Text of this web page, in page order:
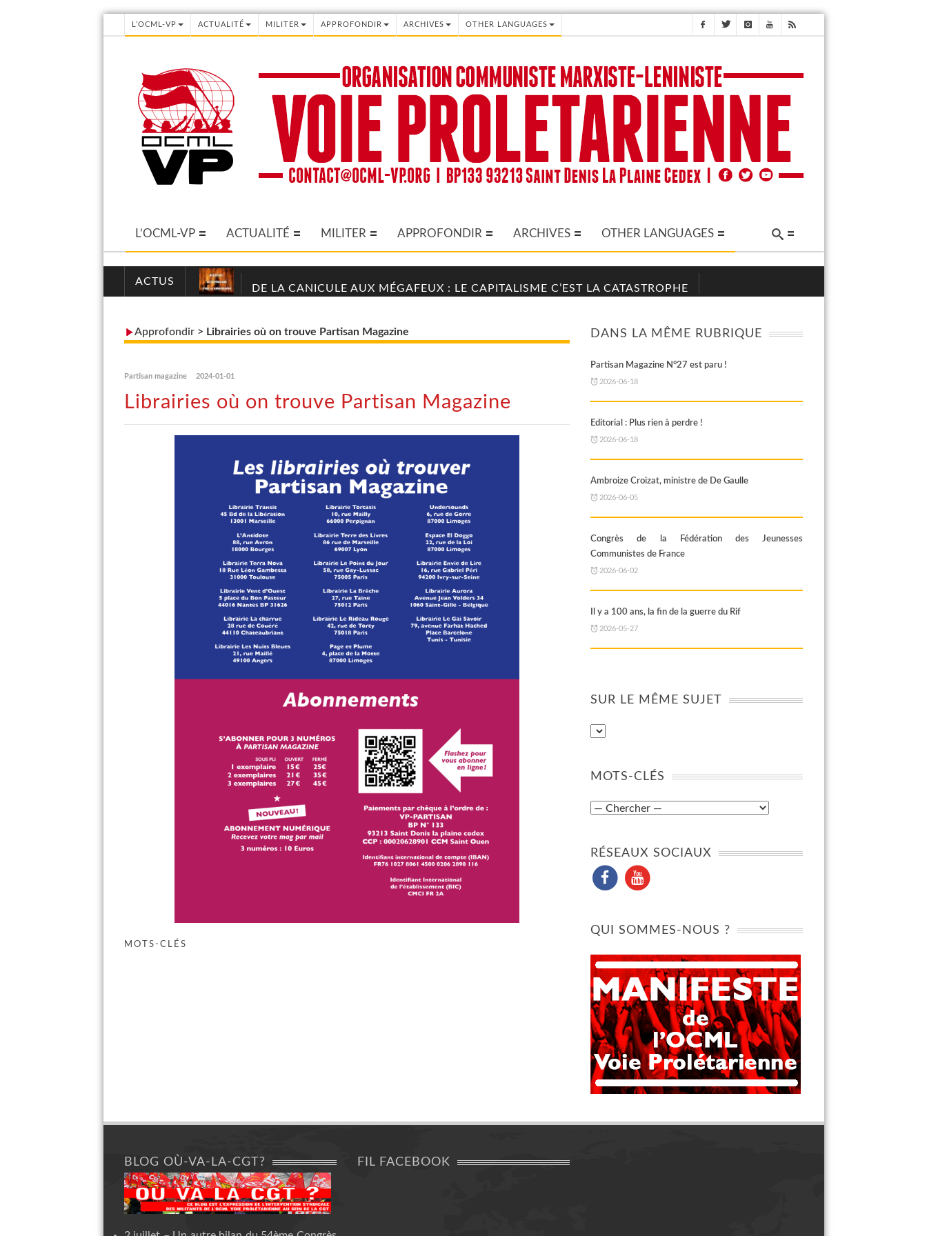
L’OCML-VP ACTUALITÉ MILITER APPROFONDIR ARCHIVES OTHER LANGUAGES
L’OCML-VP ACTUALITÉ MILITER APPROFONDIR ARCHIVES OTHER LANGUAGES
ACTUS
DE LA CANICULE AUX MÉGAFEUX : LE CAPITALISME C’EST LA CATASTROPHE
Approfondir> Librairies où on trouve Partisan Magazine
Partisan magazine 2024-01-01
Librairies où on trouve Partisan Magazine
MOTS-CLÉS
DANS LA MÊME RUBRIQUE
Partisan Magazine N°27 est paru !
2026-06-18
Editorial : Plus rien à perdre !
2026-06-18
Ambroize Croizat, ministre de De Gaulle
2026-06-05
Congrès de la Fédération des Jeunesses
Communistes de France
2026-06-02
Il y a 100 ans, la fin de la guerre du Rif
2026-05-27
SUR LE MÊME SUJET
MOTS-CLÉS
RÉSEAUX SOCIAUX
QUI SOMMES-NOUS ?
BLOG OÙ-VA-LA-CGT? FIL FACEBOOK